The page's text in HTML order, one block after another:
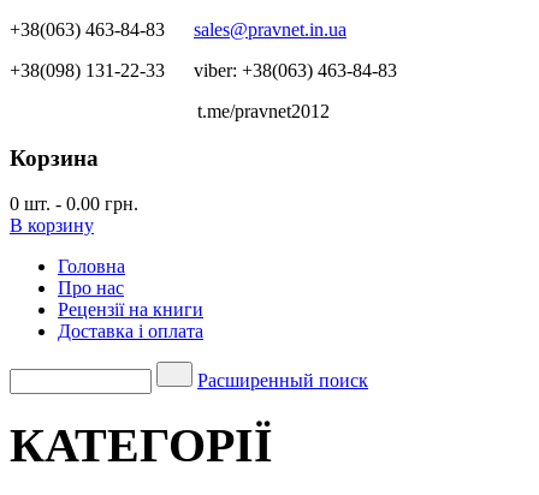
+38(063) 463-84-83 sales@pravnet.in.ua
+38(098) 131-22-33 viber: +38(063) 463-84-83
t.me/pravnet2012
Корзина
0 шт. - 0.00 грн.
В корзину
Головна
Про нас
Рецензії на книги
Доставка і оплата
Расширенный поиск
КАТЕГОРІЇ